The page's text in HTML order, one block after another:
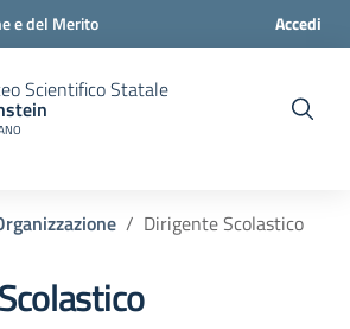
e del Merito Accedi
Scientifico Statale
Dirigente Scolastico